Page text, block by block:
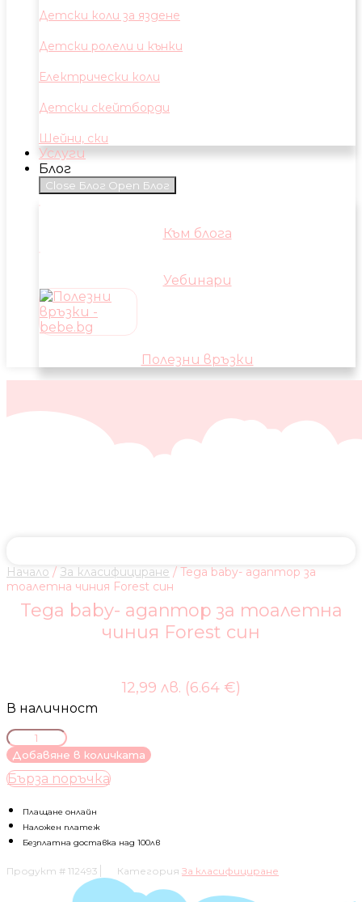
Детски коли за яздене
Детски ролели и кънки
Електрически коли
Детски скейтборди
Шейни, ски
Услуги
Блог
Close Блог Open Блог
Към блога
Уебинари
Полезни връзки
Начало / За класифициране / Tega baby- адаптор за
тоалетна чиния Forest син
Tega baby- адаптор за тоалетна
чиния Forest син
12,99 лв. (6.64 €)
В наличност
количество
за
Tega
baby-
за
тоалетна
чиния
син
Добавяне в количката
Бърза поръчка
Плащане онлайн
Наложен платеж
Безплатна доставка над 100лв
Продукт # 112493 Категория За класифициране